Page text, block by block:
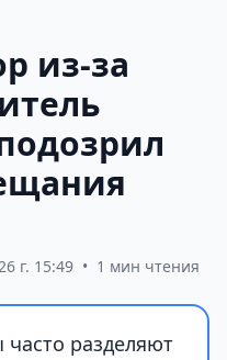
из-за
г. 15:49 • 1 мин чтения
разделяют